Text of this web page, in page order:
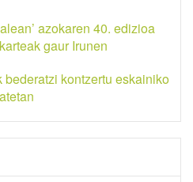
azokaren 40. edizioa
gaur Irunen
kontzertu eskainiko